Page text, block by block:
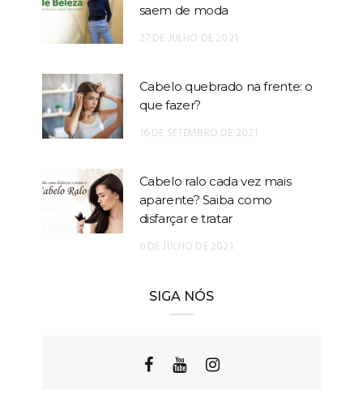
saem de moda
27 DE JULHO DE 2021
Cabelo quebrado na frente: o
que fazer?
16 DE SETEMBRO DE 2021
Cabelo ralo cada vez mais
aparente? Saiba como
disfarçar e tratar
6 DE JULHO DE 2021
SIGA NÓS